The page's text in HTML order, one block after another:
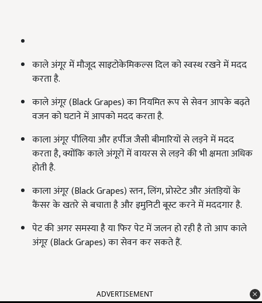
काले अंगूर में मौजूद साइटोकेमिकल्स दिल को स्वस्थ रखने में मदद
करता है.
काले अंगूर (Black Grapes) का नियमित रूप से सेवन आपके बढ़ते
वजन को घटाने में आपको मदद करता है.
काला अंगूर पीलिया और हर्पीज जैसी बीमारियों से लड़ने में मदद
करता है, क्योंकि काले अंगूरों में वायरस से लड़ने की भी क्षमता अधिक
होती है.
काला अंगूर (Black Grapes) स्तन, लिंग, प्रोस्टेट और अंतड़ियों के
कैंसर के खतरे से बचाता है और इमुनिटी बूस्ट करने में मददगार है.
पेट की अगर समस्या है या फिर पेट में जलन हो रही है तो आप काले
अंगूर (Black Grapes) का सेवन कर सकते हैं.
ADVERTISEMENT